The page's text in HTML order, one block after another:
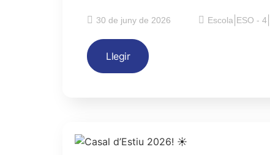
30 de juny de 2026 Escola ESO - 4
Llegir